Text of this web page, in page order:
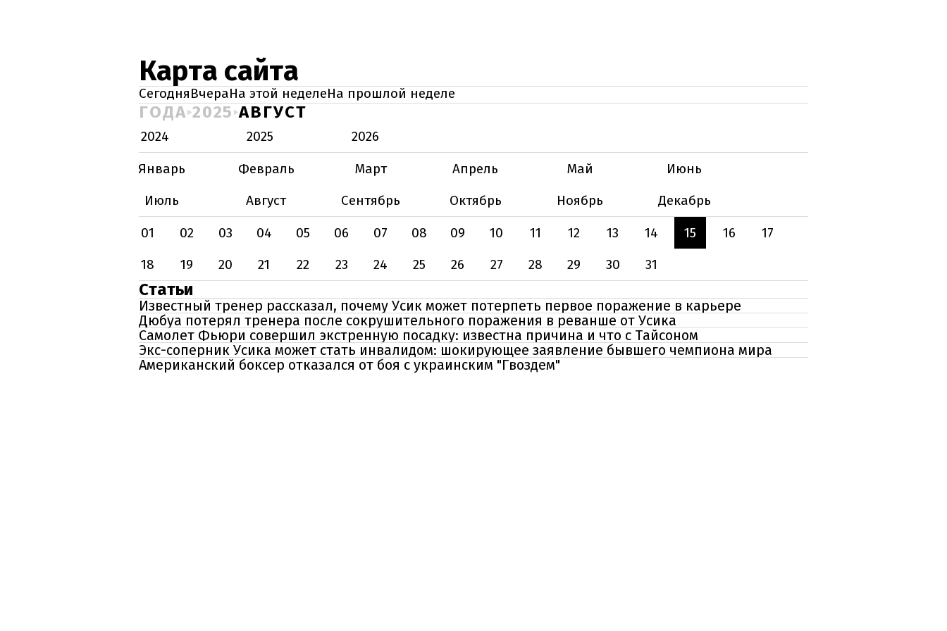
Карта сайта
СегодняВчераНа этой неделеНа прошлой неделе
ГОДА 2025 АВГУСТ
2024 2025
2026
Январь
Февраль Март Апрель Май
Июнь
Июль
Август Сентябрь Октябрь Ноябрь
Декабрь
01
02 03 04 05 06 07 08 09 10 11 12 13 14 15 16
17
18
19 20 21 22 23 24 25 26 27 28 29 30 31
Статьи
Известный тренер рассказал, почему Усик может потерпеть первое поражение в карьере
Дюбуа потерял тренера после сокрушительного поражения в реванше от Усика
Самолет Фьюри совершил экстренную посадку: известна причина и что с Тайсоном
Экс-соперник Усика может стать инвалидом: шокирующее заявление бывшего чемпиона мира
Американский боксер отказался от боя с украинским "Гвоздем"